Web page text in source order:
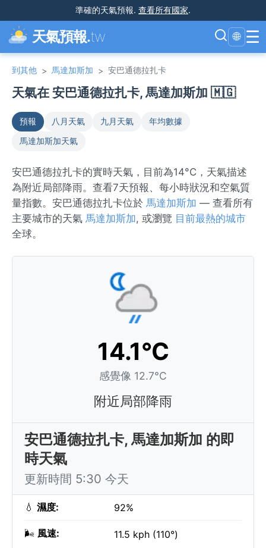
準確的天氣預報. 查看所有國家.
天氣預報.tw 🌐 ☰
到其他 > 馬達加斯加 > 安巴通德拉扎卡
天氣在 安巴通德拉扎卡, 馬達加斯加 🇲🇬
預報 八月天氣 九月天氣
年均數據
馬達加斯加天氣
安巴通德拉扎卡的實時天氣，目前為14°C，天氣描述
為附近局部降雨。查看7天預報、每小時狀況和空氣質
量指數。安巴通德拉扎卡位於 馬達加斯加 — 查看所有
主要城市的天氣 馬達加斯加, 或瀏覽 目前最熱的城市
全球。
14.1°C
感覺像 12.7°C
附近局部降雨
安巴通德拉扎卡, 馬達加斯加 的即
時天氣
更新時間 5:30 今天
💧 濕度: 92%
🌬️ 風速: 11.5 kph (110°)